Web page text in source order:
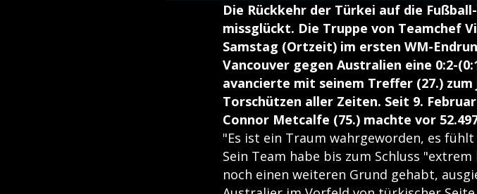
Die Rückkehr der Türkei auf die
missglückt. Die Truppe von Teamchef
Samstag (Ortzeit) im ersten WM-
Vancouver gegen Australien eine 0:2-
avancierte mit seinem Treffer (27.)
Torschützen aller Zeiten. Seit 9.
Connor Metcalfe (75.) machte vor
"Es ist ein Traum wahrgeworden, es
Sein Team habe bis zum Schluss
noch einen weiteren Grund gehabt,